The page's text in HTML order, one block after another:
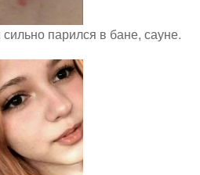
парился в бане, сауне.